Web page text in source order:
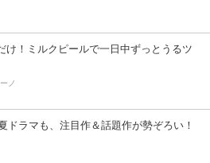
け！ミルクピールで一日中ずっとうるツ
ノ
ドラマも、注目作＆話題作が勢ぞろい！